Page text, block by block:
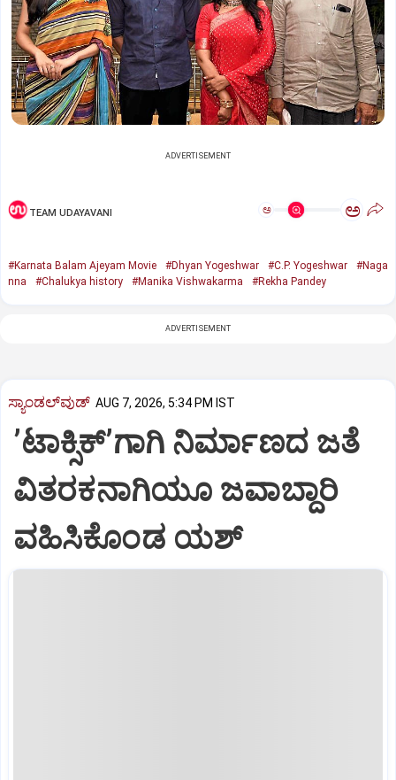
ADVERTISEMENT
TEAM UDAYAVANI ಅ ಅ
#Karnata Balam Ajeyam Movie #Dhyan Yogeshwar #C.P. Yogeshwar
#Naga
nna
#Chalukya history #Manika Vishwakarma #Rekha Pandey
ADVERTISEMENT
ಸ್ಯಾಂಡಲ್‌ವುಡ್‌ AUG 7, 2026, 5:34 PM IST
ʼಟಾಕ್ಸಿಕ್‌ʼಗಾಗಿ ನಿರ್ಮಾಣದ ಜತೆ
ವಿತರಕನಾಗಿಯೂ ಜವಾಬ್ದಾರಿ
ವಹಿಸಿಕೊಂಡ ಯಶ್